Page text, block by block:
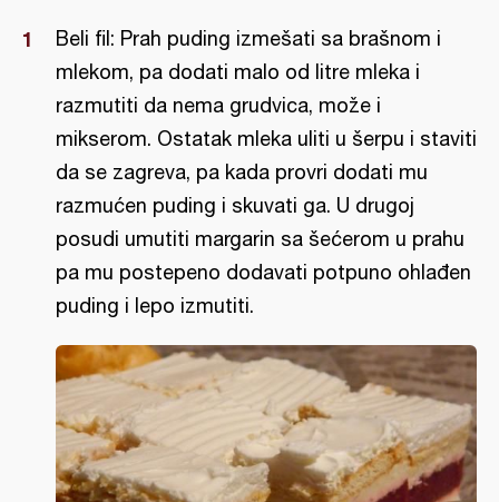
Beli fil: Prah puding izmešati sa brašnom i
mlekom, pa dodati malo od litre mleka i
razmutiti da nema grudvica, može i
mikserom. Ostatak mleka uliti u šerpu i staviti
da se zagreva, pa kada provri dodati mu
razmućen puding i skuvati ga. U drugoj
posudi umutiti margarin sa šećerom u prahu
pa mu postepeno dodavati potpuno ohlađen
puding i lepo izmutiti.